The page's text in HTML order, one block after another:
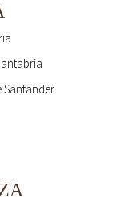
Santander